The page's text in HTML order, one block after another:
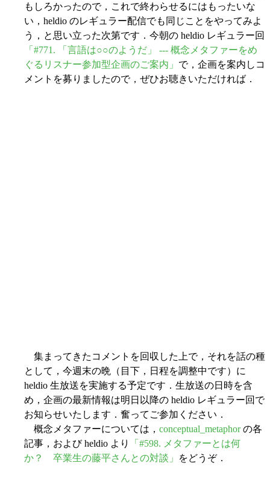
もしろかったので，これで終わらせるにはもったいな
い，heldio のレギュラー配信でも同じことをやってみよ
う，と思い立った次第です．今朝の heldio レギュラー回
「#771. 「言語は○○のようだ」 --- 概念メタファーをめ
ぐるリスナー参加型企画のご案内」 で，企画を案内しコ
メントを募りましたので，ぜひお聴きいただければ．
集まってきたコメントを回収した上で，それを話の種
として，今週末の晩（目下，日程を調整中です）に
heldio 生放送を実施する予定です．生放送の日時を含
め，企画の最新情報は明日以降の heldio レギュラー回で
お知らせいたします．奮ってご参加ください．
概念メタファーについては， conceptual_metaphorの各
記事，および heldio より
「#598. メタファーとは何
か？ 卒業生の藤平さんとの対談」
をどうぞ．